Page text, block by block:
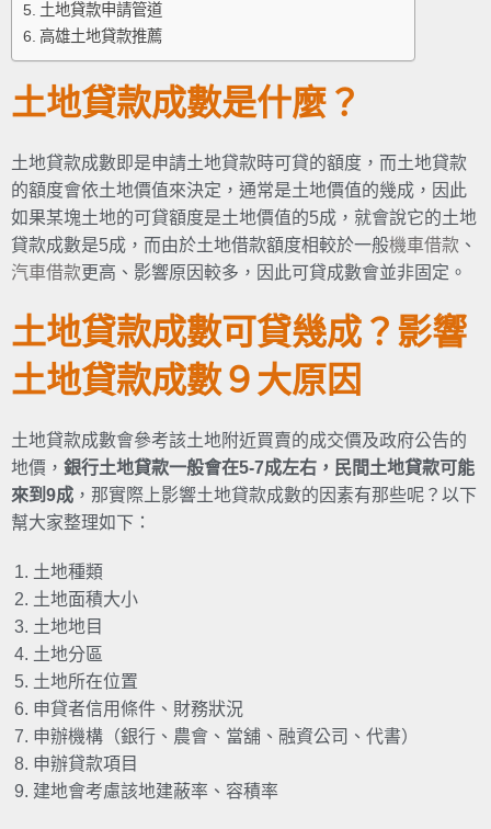
土地貸款申請管道
高雄土地貸款推薦
土地貸款成數是什麼？
土地貸款成數即是申請土地貸款時可貸的額度，而土地貸款
的額度會依土地價值來決定，通常是土地價值的幾成，因此
如果某塊土地的可貸額度是土地價值的5成，就會說它的土地
貸款成數是5成，而由於土地借款額度相較於一般機車借款 、
汽車借款更高、影響原因較多，因此可貸成數會並非固定。
土地貸款成數可貸幾成？影響
土地貸款成數９大原因
土地貸款成數會參考該土地附近買賣的成交價及政府公告的
地價， 銀行土地貸款一般會在5-7成左右，民間土地貸款可能
來到9成 ，那實際上影響土地貸款成數的因素有那些呢？以下
幫大家整理如下：
土地種類
土地面積大小
土地地目
土地分區
土地所在位置
申貸者信用條件、財務狀況
申辦機構（銀行、農會、當舖、融資公司、代書）
申辦貸款項目
建地會考慮該地建蔽率、容積率